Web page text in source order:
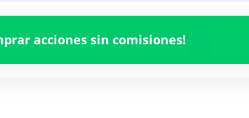
acciones sin comisiones!